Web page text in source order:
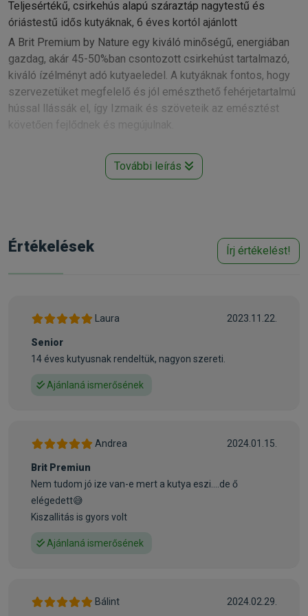
Teljesértékű, csirkehús alapú száraztáp nagytestű és
óriástestű idős kutyáknak, 6 éves kortól ajánlott
A Brit Premium by Nature egy kiváló minőségű, energiában
gazdag, akár 45-50%ban csontozott csirkehúst tartalmazó,
kiváló ízélményt adó kutyaeledel. A kutyáknak fontos, hogy
szervezetüket megfelelő és jól emészthető fehérjetartalmú
hússal llássák el, így Izmaik és szöveteik az emésztést
követően fejlődnek és megújulnak.
A Brit Premium by Nature professzionálisan összeállított
beltartalma és kiegyensúlyozott tápanyagösszetétele
hogy az ne terhelje meg az emésztőrendszert és a
szervezetet, mindemellett fedezze a kutya napi
tápanyagigényét.
• Izület és mobilitás támogatás
• Antristressz faktor és szív működés
• Optimális súlykezelés
A Brit Premium by Nature kutyaeledelek egyedülálló
fényes szőrzetért, a kollagén tartalmú rákpáncél és a
MSM) az egészséges ízületekért, valamint vitaminok,
ásványi anyagok és különféle aminosavak a szervezet
általános egészségéért és ellenálló képességéért.
• Minőségi fehérjeforrás –csontozott csirkehús– garantálja
az eledel maximális emészthetőségét és fokozott
nyújtanak és biztosítják a szervezet számára
További leírás
Értékelések Írj értékelést!
Laura 2023.11.22.
Senior
14 éves kutyusnak rendeltük, nagyon szereti.
Ajánlaná ismerősének
Andrea 2024.01.15.
Brit Premiun
Nem tudom jó ize van-e mert a kutya eszi....de ő
elégedett😅
Kiszallitás is gyors volt
Ajánlaná ismerősének
Bálint 2024.02.29.